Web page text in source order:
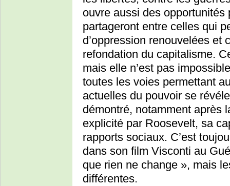
ouvre aussi des
partageront entre celles qui
d’oppression renouvelées et
refondation du capitalisme.
mais elle n’est pas
toutes les voies permettant
actuelles du pouvoir se
démontré, notamment après
explicité par Roosevelt, sa
rapports sociaux. C’est
dans son film Visconti au
que rien ne change », mais
différentes.